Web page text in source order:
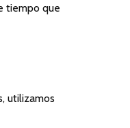
tiempo que
utilizamos